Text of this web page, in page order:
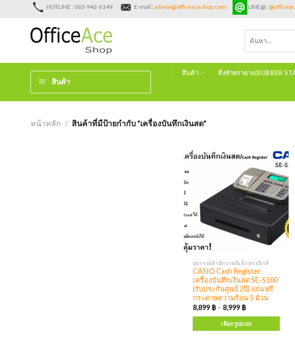
HOTLINE : 063-942-6149 E-mail : admin@officeaceshop.com LINE@ :
สินค้า
สินค้า สั่งทำตรายาง(RUBBER
หน้าหลัก / สินค้าที่มีป้ายกำกับ “เครื่องบันทึกเงินสด”
อุปกรณ์สำนักงานอิเล็กทรอนิกส์
CASIO Cash Register
เครื่องบันทึกเงินสด SE-S100
(รับประกันศูนย์ 2ปี) แถมฟรี
กระดาษความร้อน 5 ม้วน
8,899 ฿– 8,999 ฿
เลือกรูปแบบ